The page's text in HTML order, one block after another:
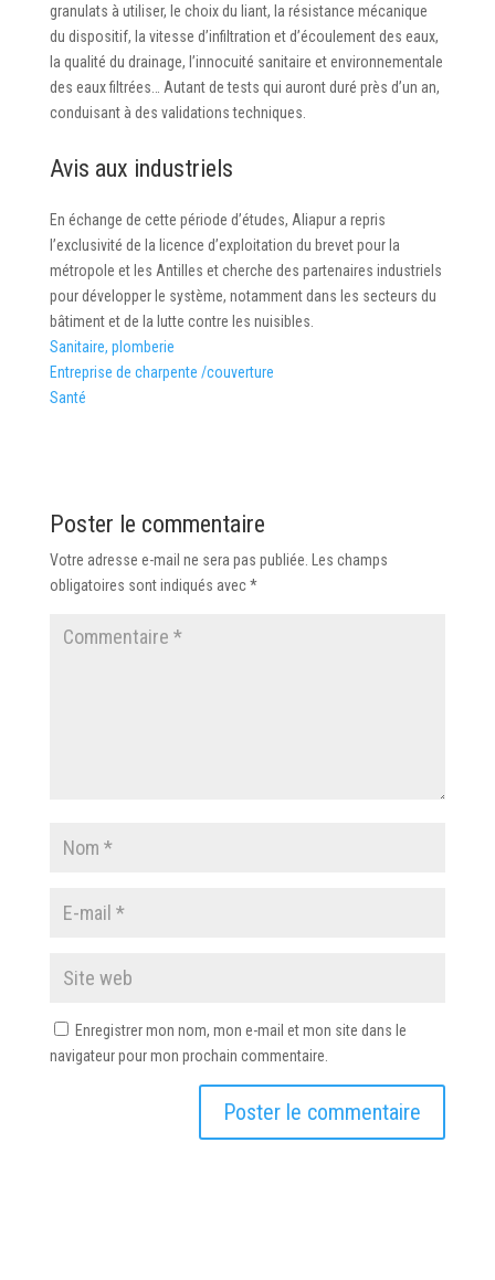
granulats à utiliser, le choix du liant, la résistance mécanique
du dispositif, la vitesse d’infiltration et d’écoulement des eaux,
la qualité du drainage, l’innocuité sanitaire et environnementale
des eaux filtrées… Autant de tests qui auront duré près d’un an,
conduisant à des validations techniques.
Avis aux industriels
En échange de cette période d’études, Aliapur a repris
l’exclusivité de la licence d’exploitation du brevet pour la
métropole et les Antilles et cherche des partenaires industriels
pour développer le système, notamment dans les secteurs du
bâtiment et de la lutte contre les nuisibles.
Sanitaire, plomberie
Entreprise de charpente /couverture
Santé
Poster le commentaire
Votre adresse e-mail ne sera pas publiée.
Les champs
obligatoires sont indiqués avec*
Enregistrer mon nom, mon e-mail et mon site dans le
navigateur pour mon prochain commentaire.